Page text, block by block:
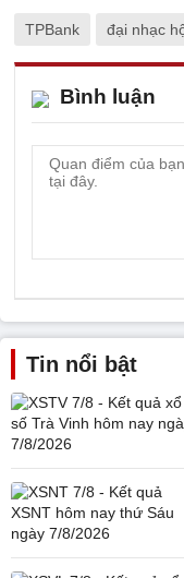
TPBank đại nhạc
Bình luận
Tin nổi bật